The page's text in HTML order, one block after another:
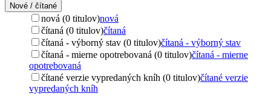
Nové / čítané
nová (0 titulov)nová
čítaná (0 titulov)čítaná
čítaná - výborný stav (0 titulov)čítaná - výborný stav
čítaná - mierne opotrebovaná (0 titulov)čítaná - mierne
opotrebovaná
čítané verzie vypredaných kníh (0 titulov)čítané verzie
vypredaných kníh